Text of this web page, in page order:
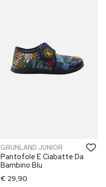
GRUNLAND JUNIOR
Pantofole E Ciabatte Da
Bambino Blu
€ 29,90